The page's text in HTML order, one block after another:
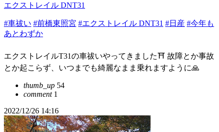
エクストレイル DNT31
#車祓い #前橋東照宮 #エクストレイル DNT31 #日産 #今年も
あとわずか
エクストレイルT31の車祓いやってきました⛩ 故障とか事故
とか起こらず、いつまでも綺麗なまま乗れますように🙏
thumb_up 54
comment1
2022/12/26 14:16